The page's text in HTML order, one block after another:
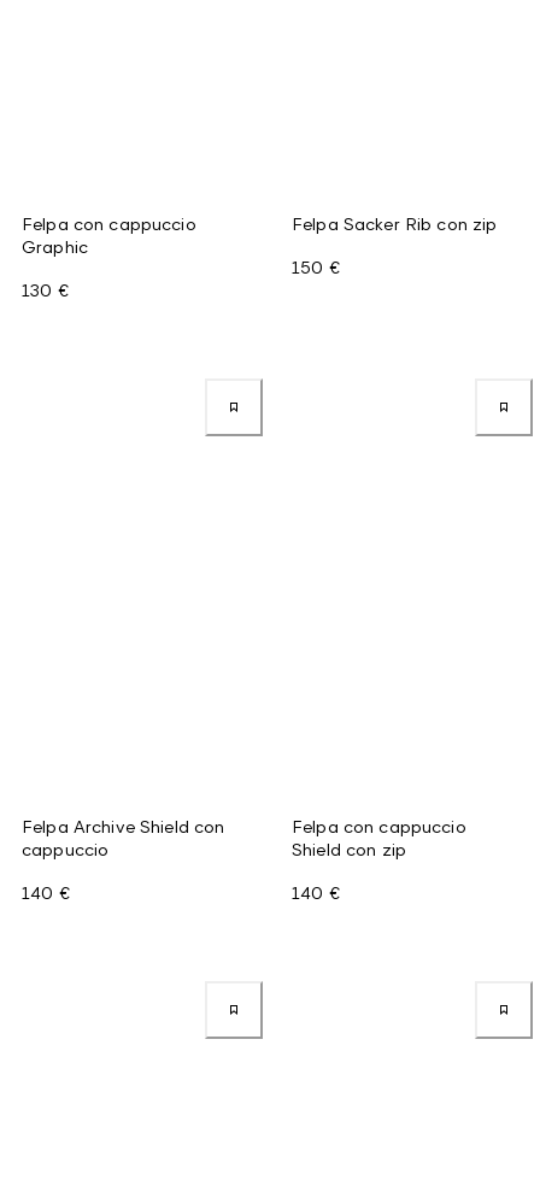
Felpa con cappuccio
Graphic
130 €
Felpa Sacker Rib con zip
150 €
Felpa Archive Shield con
cappuccio
140 €
Felpa con cappuccio
Shield con zip
140 €